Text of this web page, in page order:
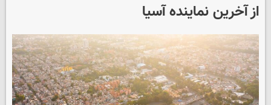
از آخرین نماینده آسیا